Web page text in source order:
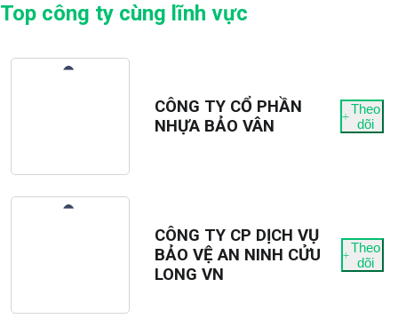
Top công ty cùng lĩnh vực
CÔNG TY CỔ PHẦN
NHỰA BẢO VÂN
Theo
dõi
CÔNG TY CP DỊCH VỤ
BẢO VỆ AN NINH CỬU
LONG VN
Theo
dõi